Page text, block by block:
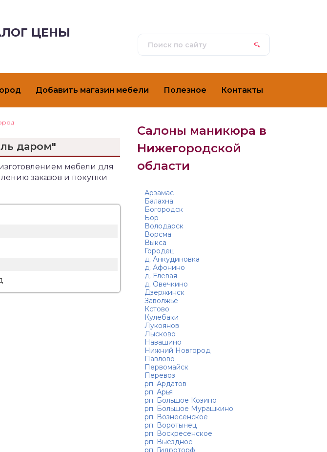
ЦЕНЫ
Добавить магазин мебели Полезное Контакты
даром"
мебели для
заказов и покупки
Салоны маникюра в
Нижегородской
области
Арзамас
Балахна
Богородск
Бор
Володарск
Ворсма
Выкса
Городец
д. Анкудиновка
д. Афонино
д. Елевая
д. Овечкино
Дзержинск
Заволжье
Кстово
Кулебаки
Лукоянов
Лысково
Навашино
Нижний Новгород
Павлово
Первомайск
Перевоз
рп. Ардатов
рп. Арья
рп. Большое Козино
рп. Большое Мурашкино
рп. Вознесенское
рп. Воротынец
рп. Воскресенское
рп. Выездное
рп. Гидроторф